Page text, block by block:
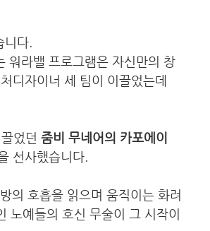
니다.
워라밸 프로그램은 자신만의 창
디자이너 세 팀이 이끌었는데
었던 줌비 무네어의 카포에이
선사했습니다.
의 호흡을 읽으며 움직이는 화려
노예들의 호신 무술이 그 시작이